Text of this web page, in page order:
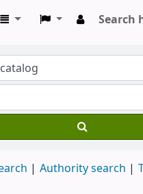
Search
Authority search